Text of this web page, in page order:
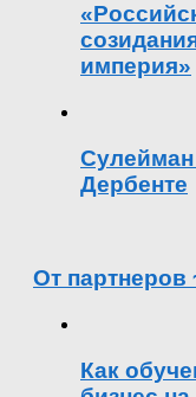
империя»
Дербенте
От партнеров
Как